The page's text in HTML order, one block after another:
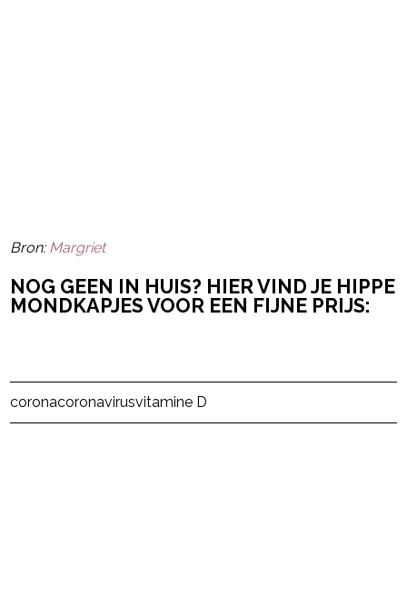
Bron: Margriet
NOG GEEN IN HUIS? HIER VIND JE HIPPE
MONDKAPJES VOOR EEN FIJNE PRIJS:
coronacoronavirusvitamine D